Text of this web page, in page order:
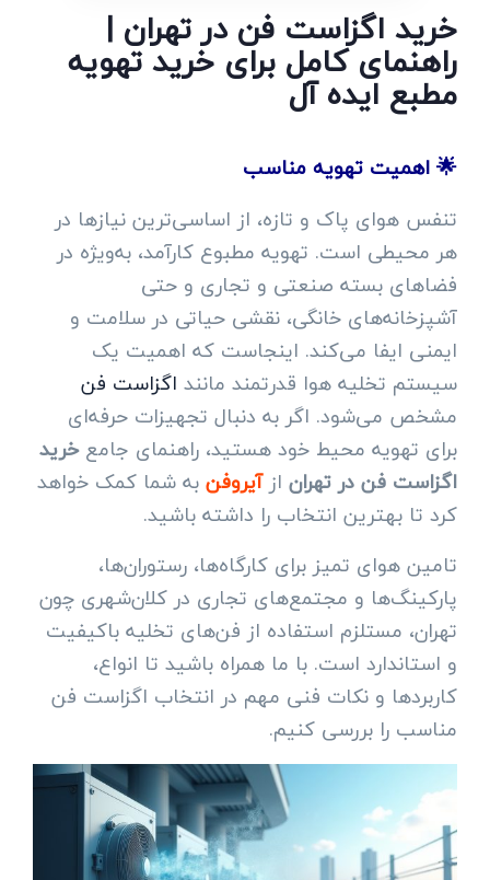
خرید اگزاست فن در تهران |
راهنمای کامل برای خرید تهویه
مطبع ایده آل
🌟 اهمیت تهویه مناسب
تنفس هوای پاک و تازه، از اساسی‌ترین نیازها در
هر محیطی است. تهویه مطبوع کارآمد، به‌ویژه در
فضاهای بسته صنعتی و تجاری و حتی
آشپزخانه‌های خانگی، نقشی حیاتی در سلامت و
ایمنی ایفا می‌کند. اینجاست که اهمیت یک
سیستم تخلیه هوا قدرتمند مانند اگزاست فن
مشخص می‌شود. اگر به دنبال تجهیزات حرفه‌ای
برای تهویه محیط خود هستید، راهنمای جامعخرید
اگزاست فن در تهران ازآیروفنبه شما کمک خواهد
کرد تا بهترین انتخاب را داشته باشید.
تامین هوای تمیز برای کارگاه‌ها، رستوران‌ها،
پارکینگ‌ها و مجتمع‌های تجاری در کلان‌شهری چون
تهران، مستلزم استفاده از فن‌های تخلیه باکیفیت
و استاندارد است. با ما همراه باشید تا انواع،
کاربردها و نکات فنی مهم در انتخاب اگزاست فن
مناسب را بررسی کنیم.